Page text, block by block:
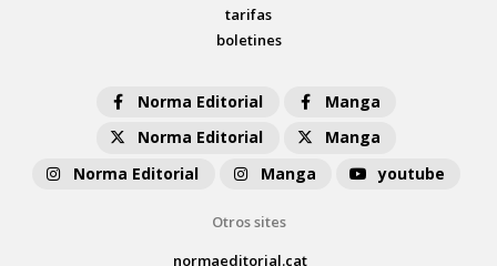
tarifas
boletines
Norma Editorial
Manga
Norma Editorial
Manga
Norma Editorial
Manga youtube
Otros sites
normaeditorial.cat